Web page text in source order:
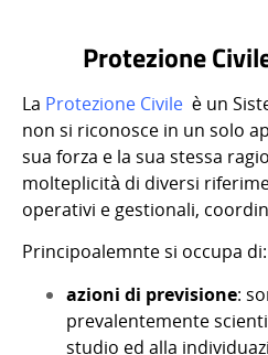
Protezione
La Protezione Civile è un
non si riconosce in un solo
sua forza e la sua stessa
molteplicità di diversi
operativi e gestionali,
Principoalemnte si occupa di:
azioni di previsione:
prevalentemente
studio ed alla